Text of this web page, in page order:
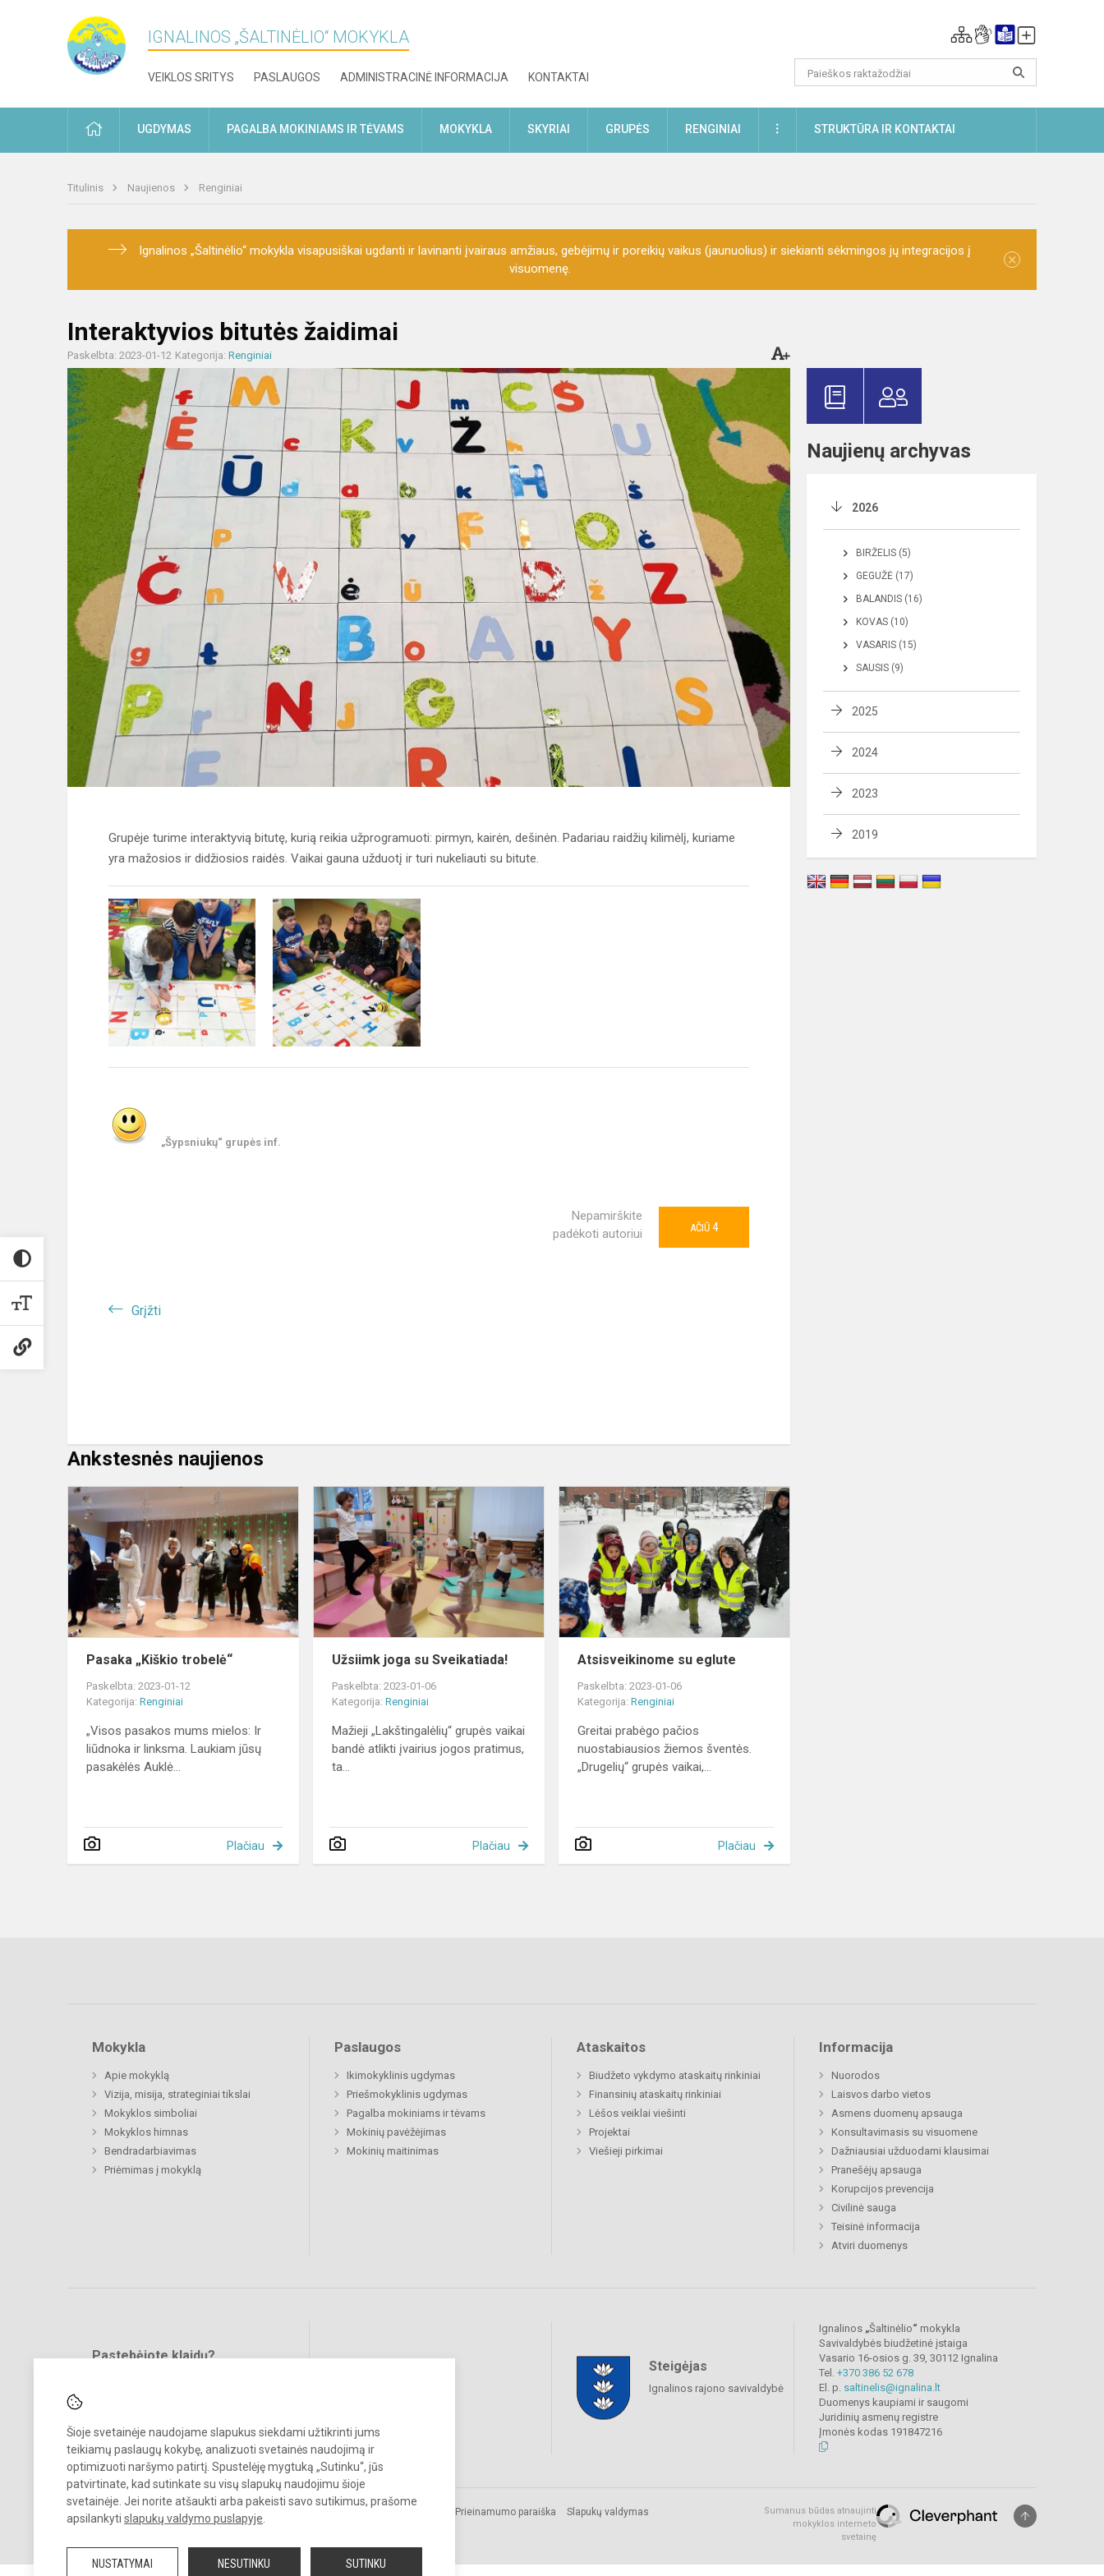
Šioje svetainėje naudojame slapukus siekdami užtikrinti jums
teikiamų paslaugų kokybę, analizuoti svetainės naudojimą ir
optimizuoti naršymo patirtį. Spustelėję mygtuką „Sutinku“, jūs
patvirtinate, kad sutinkate su visų slapukų naudojimu šioje
svetainėje. Jei norite atšaukti arba pakeisti savo sutikimus, prašome
apsilankyti slapukų valdymo puslapyje
NUSTATYMAI NESUTINKU SUTINKU
IGNALINOS „ŠALTINĖLIO“ MOKYKLA
VEIKLOS SRITYS PASLAUGOS ADMINISTRACINĖ INFORMACIJA KONTAKTAI
PRADŽIAUGDYMAS PAGALBA MOKINIAMS IR TĖVAMS MOKYKLA SKYRIAI GRUPĖS RENGINIAI DAUGIAUSTRUKTŪRA IR KONTAKTAI
Titulinis Naujienos Renginiai
Ignalinos „Šaltinėlio“ mokykla visapusiškai ugdanti ir lavinanti įvairaus amžiaus, gebėjimų ir poreikių vaikus (jaunuolius) ir siekianti sėkmingos jų integracijos į
visuomenę.
×
Interaktyvios bitutės žaidimai
Paskelbta: 2023-01-12 Kategorija: Renginiai
Grupėje turime interaktyvią bitutę, kurią reikia užprogramuoti: pirmyn, kairėn, dešinėn. Padariau raidžių kilimėlį, kuriame
yra mažosios ir didžiosios raidės. Vaikai gauna užduotį ir turi nukeliauti su bitute.
„Šypsniukų“ grupės inf.
Nepamirškite
padėkoti autoriui
AČIŪ 4
Grįžti
Ankstesnės naujienos
Pasaka
„Kiškio
trobelė“
Pasaka „Kiškio trobelė“
Paskelbta: 2023-01-12
Kategorija: Renginiai
„Visos pasakos mums mielos: Ir
liūdnoka ir linksma. Laukiam jūsų
pasakėlės Auklė...
Plačiau
Užsiimk
joga
su
Sveikatiada!
Užsiimk joga su Sveikatiada!
Paskelbta: 2023-01-06
Kategorija:Renginiai
Mažieji „Lakštingalėlių“ grupės vaikai
bandė atlikti įvairius jogos pratimus,
ta...
Plačiau
Atsisveikinome
su
eglute
Atsisveikinome su eglute
Paskelbta: 2023-01-06
Kategorija:Renginiai
Greitai prabėgo pačios
nuostabiausios žiemos šventės.
„Drugelių“ grupės vaikai,...
Plačiau
Naujienų archyvas
2026
BIRŽELIS (5)
GEGUŽĖ (17)
BALANDIS (16)
KOVAS (10)
VASARIS (15)
SAUSIS (9)
2025
2024
2023
2019
Mokykla
Apie mokyklą
Vizija, misija, strateginiai tikslai
Mokyklos simboliai
Mokyklos himnas
Bendradarbiavimas
Priėmimas į mokyklą
Paslaugos
Ikimokyklinis ugdymas
Priešmokyklinis ugdymas
Pagalba mokiniams ir tėvams
Mokinių pavėžėjimas
Mokinių maitinimas
Ataskaitos
Biudžeto vykdymo ataskaitų rinkiniai
Finansinių ataskaitų rinkiniai
Lėšos veiklai viešinti
Projektai
Viešieji pirkimai
Informacija
Nuorodos
Laisvos darbo vietos
Asmens duomenų apsauga
Konsultavimasis su visuomene
Dažniausiai užduodami klausimai
Pranešėjų apsauga
Korupcijos prevencija
Civilinė sauga
Teisinė informacija
Atviri duomenys
Pastebėjote klaidų?
Steigėjas
Ignalinos rajono savivaldybė
Ignalinos „Šaltinėlio“ mokykla
Savivaldybės biudžetinė įstaiga
Vasario 16-osios g. 39, 30112 Ignalina
Tel. +370 386 52 678
El. p. saltinelis@ignalina.lt
Duomenys kaupiami ir saugomi
Juridinių asmenų registre
Įmonės kodas 191847216
© 2022. Ignalinos
mokykla. Visos teisės saugomos.
Kopijuoti turinį be raštiško gimnazijos sutikimo griežtai draudžiama.
Prieinamumo paraiška Slapukų valdymas
Sumanus būdas atnaujinti
mokyklos interneto
svetainę